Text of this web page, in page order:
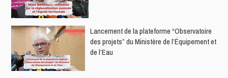
​Lancement de la plateforme “Observatoire
des projets” du Ministère de l’Équipement et
de l’Eau